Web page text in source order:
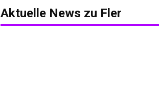
Aktuelle News zu Fler